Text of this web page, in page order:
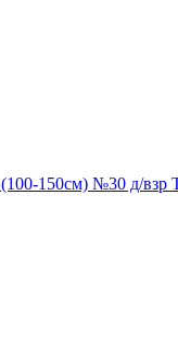
150см) №30 д/